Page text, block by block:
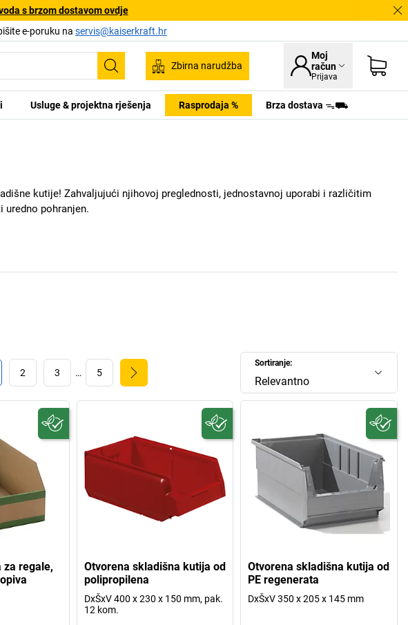
s brzom dostavom ovdje
e-poruku na servis@kaiserkraft.hr
Pretraživanje
Zbirna narudžba
Moj
račun
Prijava
Usluge & projektna rješenja Rasprodaja % Brza dostava ᯓ⛟
kutije! Zahvaljujući njihovoj preglednosti, jednostavnoj uporabi i različitim
uredno pohranjen.
Sortiranje:
Relevantno
2 3 … 5
za regale,
Otvorena skladišna kutija od
polipropilena
DxŠxV 400 x 230 x 150 mm, pak.
12 kom.
Otvorena skladišna kutija od
PE regenerata
DxŠxV 350 x 205 x 145 mm